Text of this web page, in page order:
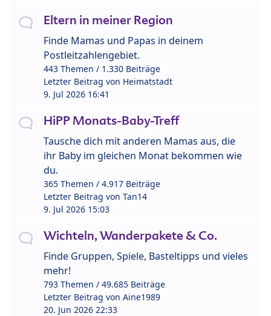
Eltern in meiner Region
Finde Mamas und Papas in deinem
Postleitzahlengebiet.
443 Themen / 1.330 Beiträge
Letzter Beitrag von Heimatstadt
9. Jul 2026 16:41
HiPP Monats-Baby-Treff
Tausche dich mit anderen Mamas aus, die
ihr Baby im gleichen Monat bekommen wie
du.
365 Themen / 4.917 Beiträge
Letzter Beitrag von Tan14
9. Jul 2026 15:03
Wichteln, Wanderpakete & Co.
Finde Gruppen, Spiele, Basteltipps und vieles
mehr!
793 Themen / 49.685 Beiträge
Letzter Beitrag von Aine1989
20. Jun 2026 22:33